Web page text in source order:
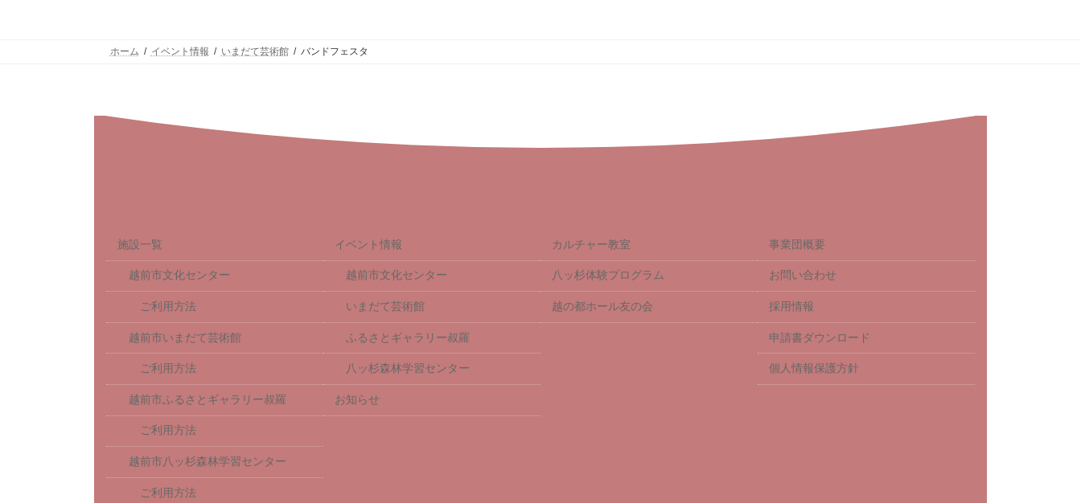
ホーム イベント情報 いまだて芸術館 バンドフェスタ
施設一覧
越前市文化センター
ご利用方法
越前市いまだて芸術館
ご利用方法
越前市ふるさとギャラリー叔羅
ご利用方法
越前市八ッ杉森林学習センター
ご利用方法
イベント情報
越前市文化センター
いまだて芸術館
ふるさとギャラリー叔羅
八ッ杉森林学習センター
お知らせ
カルチャー教室
八ッ杉体験プログラム
越の都ホール友の会
事業団概要
お問い合わせ
採用情報
申請書ダウンロード
個人情報保護方針